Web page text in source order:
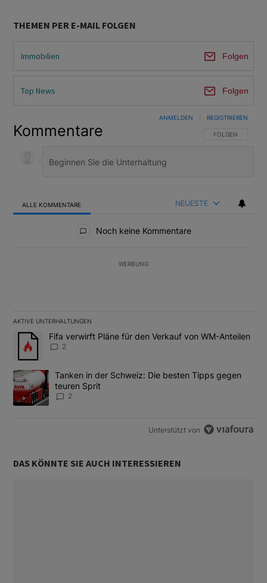
THEMEN PER E-MAIL FOLGEN
Immobilien Folgen
Top News Folgen
Kommentare FOLGE DIESER
FOLGEN
ANMELDEN REGISTRIEREN
ALLE KOMMENTARE NEUESTE
Noch keine Kommentare
WERBUNG
AKTIVE UNTERHALTUNGEN
Das Folgende ist eine Liste der am meisten kommentierten
Ein Trendartikel mit dem Titel "Fifa verwirft Pläne für den
Fifa verwirft Pläne für den Verkauf von WM-Anteilen
2
Ein Trendartikel mit dem Titel "Tanken in der Schweiz: Die
Tanken in der Schweiz: Die besten Tipps gegen
teuren Sprit
2
Unterstützt von
DAS KÖNNTE SIE AUCH INTERESSIEREN